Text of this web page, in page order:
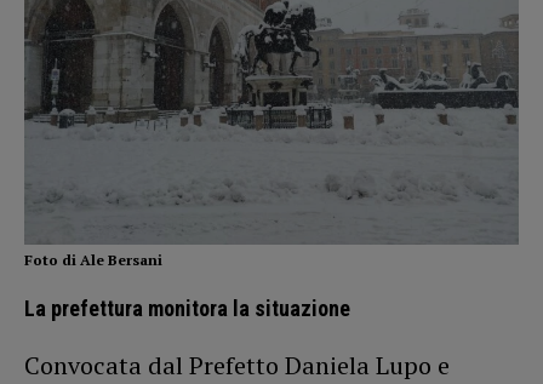
Foto di Ale Bersani
La prefettura monitora la situazione
Convocata dal Prefetto Daniela Lupo e